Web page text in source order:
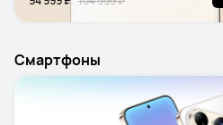
Смартфоны